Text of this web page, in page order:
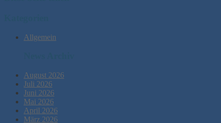
Allgemein
August 2026
Juli 2026
Juni 2026
Mai 2026
April 2026
März 2026